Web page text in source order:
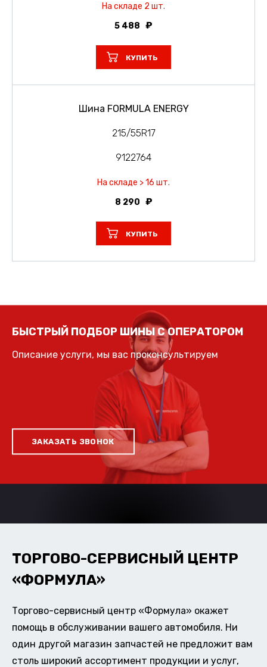
На складе 2 шт.
5 488
КУПИТЬ
Шина FORMULA ENERGY
215/55R17
9122764
На складе > 16 шт.
8 290
КУПИТЬ
БЫСТРЫЙ ПОДБОР ШИНЫ С ОПЕРАТОРОМ
Описание услуги, мы вас проконсультируем
ЗАКАЗАТЬ ЗВОНОК
ТОРГОВО-СЕРВИСНЫЙ ЦЕНТР
«ФОРМУЛА»
Торгово-сервисный центр «Формула» окажет
помощь в обслуживании вашего автомобиля. Ни
один другой магазин запчастей не предложит вам
столь широкий ассортимент продукции и услуг,